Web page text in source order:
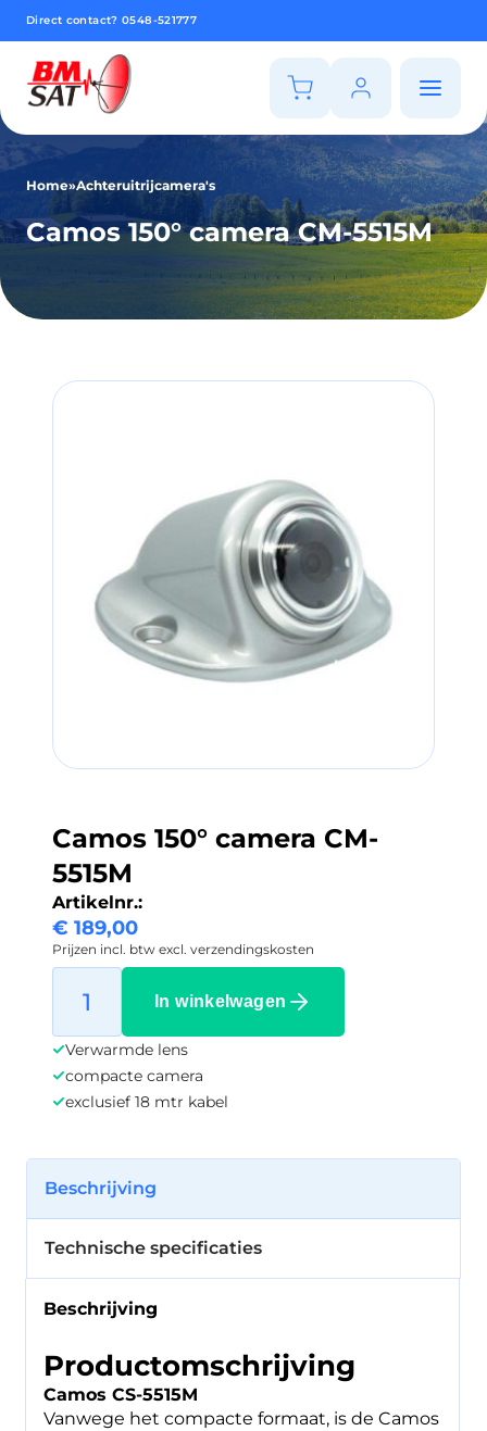
Direct contact? 0548-521777
Home»Achteruitrijcamera's
Camos 150° camera CM-5515M
Camos 150° camera CM-
5515M
Artikelnr.:
€ 189,00
Prijzen incl. btw excl. verzendingskosten
In winkelwagen
Verwarmde lens
compacte camera
exclusief 18 mtr kabel
Beschrijving
Technische specificaties
Beschrijving
Productomschrijving
Camos CS-5515M
Vanwege het compacte formaat, is de Camos